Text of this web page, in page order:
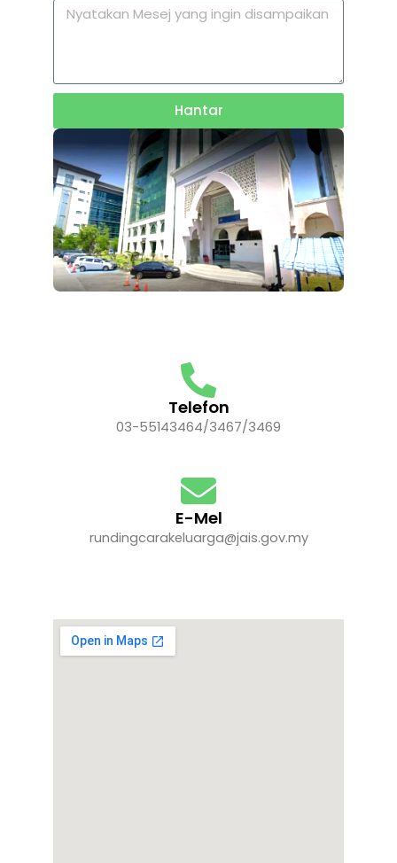
Hantar
Telefon
03-55143464/3467/3469
E-Mel
rundingcarakeluarga@jais.gov.my